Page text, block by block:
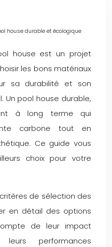
house durable et écologique
house est un projet
les bons matériaux
sa durabilité et son
Un pool house durable,
à long terme qui
carbone tout en
Ce guide vous
choix pour votre
de sélection des
en détail des options
de leur impact
leurs performances